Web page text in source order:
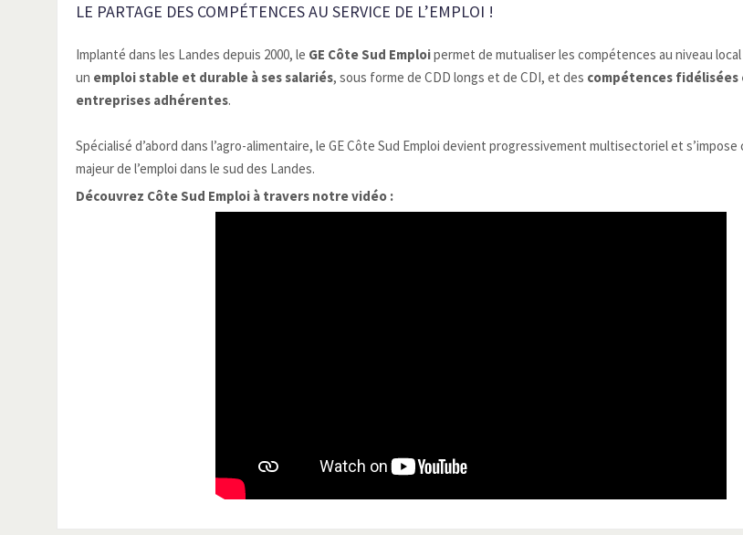
LE PARTAGE DES COMPÉTENCES AU SERVICE DE L’EMPLOI !
Implanté dans les Landes depuis 2000, le GE Côte Sud Emploipermet de mutualiser les compétences au niveau
un emploi stable et durable à ses salariés, sous forme de CDD longs et de CDI, et des compétences
entreprises adhérentes.
Spécialisé d’abord dans l’agro-alimentaire, le GE Côte Sud Emploi devient progressivement multisectoriel et
majeur de l’emploi dans le sud des Landes.
Découvrez Côte Sud Emploi à travers notre vidéo :